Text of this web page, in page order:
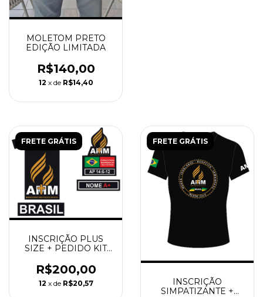
MOLETOM PRETO
EDIÇÃO LIMITADA
R$140,00
12 x de R$14,40
FRETE GRÁTIS
INSCRIÇÃO PLUS
SIZE + PEDIDO KIT
COMPRA DA
CAMISETA MANGA
LONGA
R$200,00
12 x de R$20,57
FRETE GRÁTIS
INSCRIÇÃO
SIMPATIZANTE +